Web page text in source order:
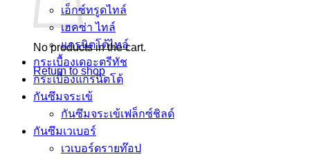
No products in the cart.
Return to shop
เอ็กซ์ทรูดไทล์
เฮคซ่า ไทล์
แกรนิตโต้ไทล์
กระเบื้องเดอะตรีทัช
กระเบื้องแกรนิตโต้
กันซึมจระเข้
กันซึมจระเข้เฟล็กซ์ชิลด์
กันซึมเวเบอร์
เวเบอร์ดรายท๊อป